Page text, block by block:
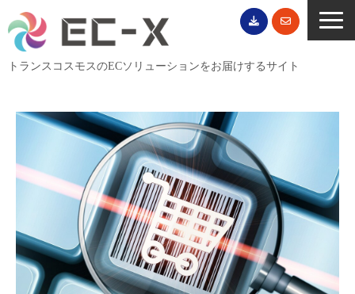
トランスコスモスのECソリューションをお届けするサイト
サービス一覧
EC導入事例
ECブログ
無料セミナー
EC資料ダウンロード
ご利用案内